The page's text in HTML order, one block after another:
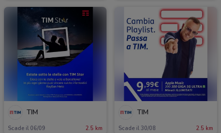
TIM
Scade il 06/09 2.5 km
TIM
Scade il 30/08 2.5 km